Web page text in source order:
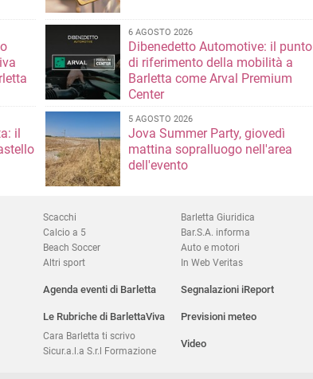
6 AGOSTO 2026
Dibenedetto Automotive: il punto
di riferimento della mobilità a
Barletta come Arval Premium
Center
il
5 AGOSTO 2026
Jova Summer Party, giovedì
mattina sopralluogo nell'area
dell'evento
Scacchi
Calcio a 5
Beach Soccer
Altri sport
Agenda eventi di Barletta
Le Rubriche di BarlettaViva
Cara Barletta ti scrivo
Sicur.a.l.a S.r.l Formazione
Barletta Giuridica
Bar.S.A. informa
Auto e motori
In Web Veritas
Segnalazioni iReport
Previsioni meteo
Video